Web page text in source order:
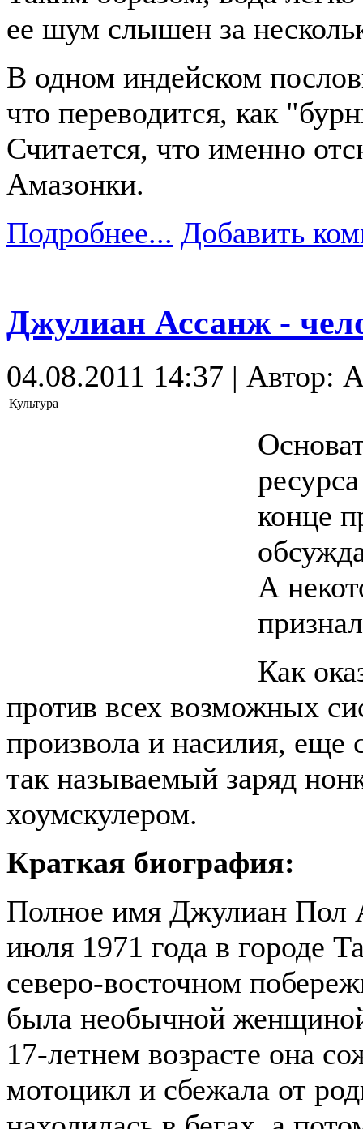
ее шум слышен за
В одном индейском
что переводится, как
Считается, что именно
Амазонки.
Подробнее... Добавить
Джулиан Ассанж -
04.08.2011 14:37 | Автор:
Культура
конце
А
Как
против всех возможных
произвола и насилия, еще
так называемый заряд
хоумскулером.
Краткая биография:
Полное имя Джулиан Пол
июля 1971 года в городе
северо-восточном
была необычной
17-летнем возрасте она
мотоцикл и сбежала от